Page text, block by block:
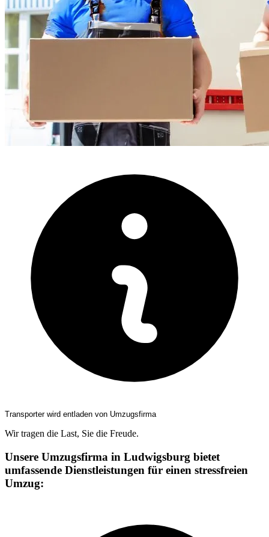
Transporter wird entladen von Umzugsfirma
Wir tragen die Last, Sie die Freude.
Unsere Umzugsfirma in Ludwigsburg bietet
umfassende Dienstleistungen für einen stressfreien
Umzug: